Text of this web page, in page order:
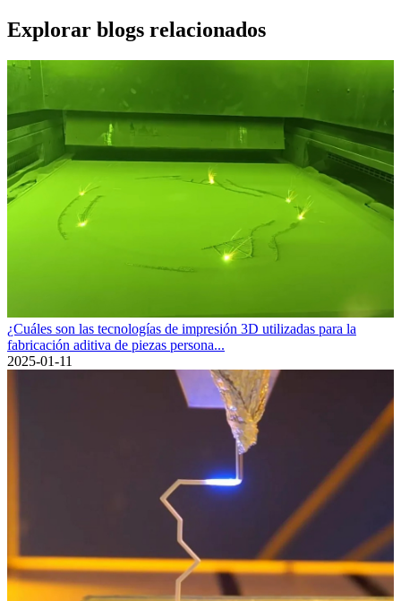
Explorar blogs relacionados
¿Cuáles son las tecnologías de impresión 3D utilizadas para la
fabricación aditiva de piezas persona...
2025-01-11